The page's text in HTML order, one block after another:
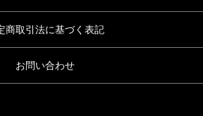
商取引法に基づく表記
お問い合わせ